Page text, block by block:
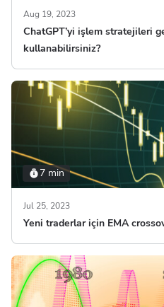
Aug 19, 2023
ChatGPT’yi işlem stratejileri
kullanabilirsiniz?
7 min
Jul 25, 2023
Yeni traderlar için EMA